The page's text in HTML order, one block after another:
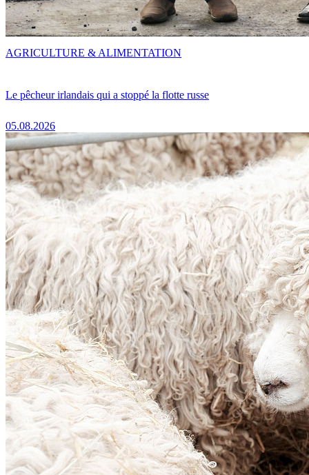
Le pêcheur irlandais qui a stoppé la flotte russe
05.08.2026
AGRICULTURE & ALIMENTATION